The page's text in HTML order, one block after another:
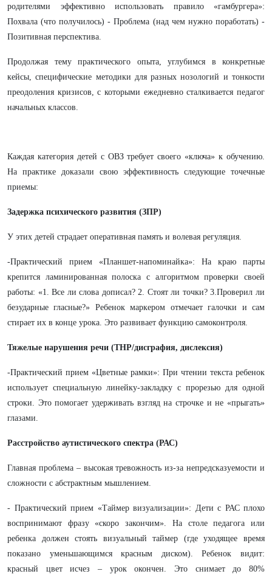
родителями эффективно использовать правило «гамбургера»:
Похвала (что получилось) - Проблема (над чем нужно поработать) -
Позитивная перспектива.
Продолжая тему практического опыта, углубимся в конкретные
кейсы, специфические методики для разных нозологий и тонкости
преодоления кризисов, с которыми ежедневно сталкивается педагог
начальных классов.
Каждая категория детей с ОВЗ требует своего «ключа» к обучению.
На практике доказали свою эффективность следующие точечные
приемы:
Задержка психического развития (ЗПР)
У этих детей страдает оперативная память и волевая регуляция.
-Практический прием «Планшет-напоминайка»: На краю парты
крепится ламинированная полоска с алгоритмом проверки своей
работы: «1. Все ли слова дописал? 2. Стоят ли точки? 3.Проверил ли
безударные гласные?» Ребенок маркером отмечает галочки и сам
стирает их в конце урока. Это развивает функцию самоконтроля.
Тяжелые нарушения речи (ТНР/дисграфия, дислексия)
-Практический прием «Цветные рамки»: При чтении текста ребенок
использует специальную линейку-закладку с прорезью для одной
строки. Это помогает удерживать взгляд на строчке и не «прыгать»
глазами.
Расстройство аутистического спектра (РАС)
Главная проблема – высокая тревожность из-за непредсказуемости и
сложности с абстрактным мышлением.
- Практический прием «Таймер визуализации»: Дети с РАС плохо
воспринимают фразу «скоро закончим». На столе педагога или
ребенка должен стоять визуальный таймер (где уходящее время
показано уменьшающимся красным диском). Ребенок видит:
красный цвет исчез – урок окончен. Это снимает до 80%